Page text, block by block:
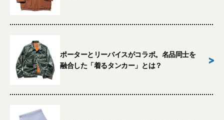
ポーターとリーバイスがコラボ。名品同士を
融合した「着るタンカー」とは？
>